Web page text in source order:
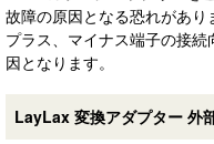
故障の原因となる恐れがあり
プラス、マイナス端子の接
因となります。
LayLax 変換アダプター 外